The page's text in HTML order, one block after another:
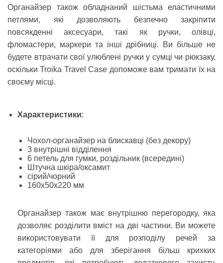
Органайзер також обладнаний шістьма еластичними
петлями, які дозволяють безпечно закріпити
повсякденні аксесуари, такі як ручки, олівці,
фломастери, маркери та інші дрібниці. Ви більше не
будете втрачати свої улюблені ручки у сумці чи рюкзаку,
оскільки Troika Travel Case допоможе вам тримати їх на
своєму місці.
Характеристики:
Чохол-органайзер на блискавці (без декору)
3 внутрішні відділення
6 петель для гумки, роздільник (всередині)
Штучна шкіра/оксамит
сірий/чорний
160x50x220 мм
Органайзер також має внутрішню перегородку, яка
дозволяє розділити вміст на дві частини. Ви можете
використовувати її для розподілу речей за
категоріями або для зберігання більш крихких